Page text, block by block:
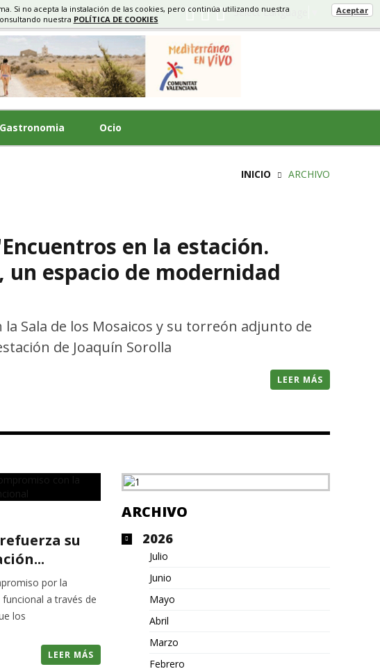
Select Language
Gastronomia Ocio
INICIO ARCHIVO
en la estación.
un espacio de modernidad
la Sala de los Mosaicos y su torreón adjunto de
de Joaquín Sorolla
LEER MÁS
su
por la
a través de
los
LEER MÁS
ARCHIVO
2026
Julio
Junio
Mayo
Abril
Marzo
Febrero
Si no acepta la instalación de las cookies, pero continúa utilizando nuestra
nuestra POLÍTICA DE COOKIES
Aceptar